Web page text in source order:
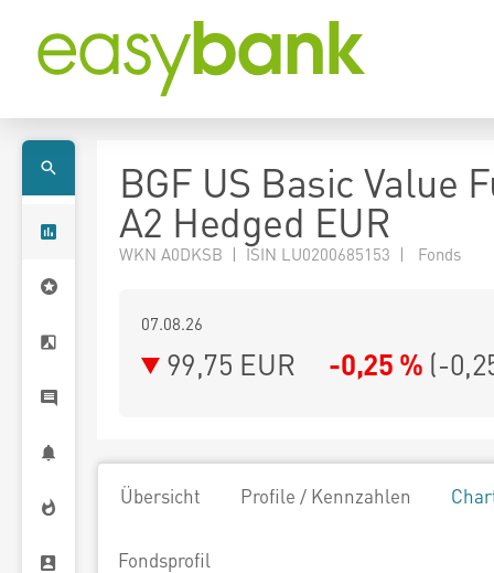
BGF US Basic Value
A2 Hedged EUR
WKN A0DKSB | ISIN LU0200685153 | Fonds
07.08.26
99,75 EUR -0,25 % (-
Übersicht Profile / Kennzahlen
Fondsprofil